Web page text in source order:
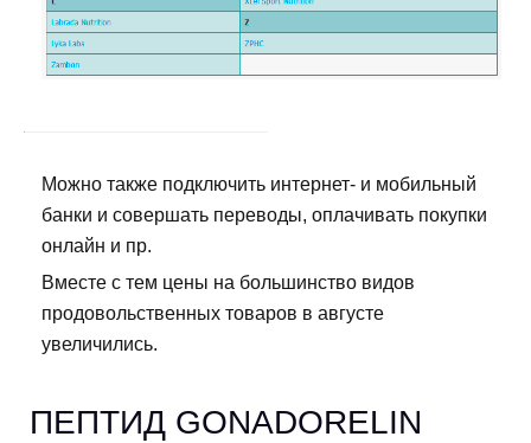
Можно также подключить интернет- и мобильный
банки и совершать переводы, оплачивать покупки
онлайн и пр.
Вместе с тем цены на большинство видов
продовольственных товаров в августе
увеличились.
ПЕПТИД GONADORELIN